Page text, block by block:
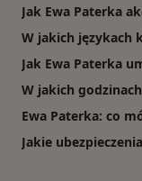
Jak Ewa Paterka
W jakich językach
Jak Ewa Paterka
W jakich
Ewa Paterka: co
Jakie